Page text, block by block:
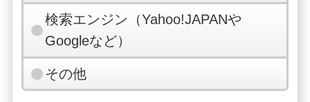
検索エンジン（Yahoo!JAPANや
Googleなど）
その他